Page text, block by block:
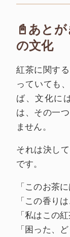
📓あと
の文化
紅茶に関す
っていても
ば、文化に
は、その一
ません。
それは決し
です。
「このお茶
「この香り
「私はこの
「困った、